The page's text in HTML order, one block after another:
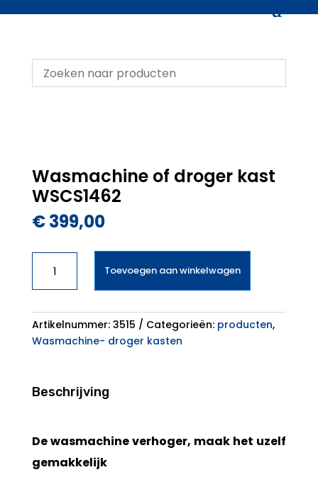
Wasmachine of droger kast
WSCS1462
€399,00
droger
kast
WSCS1462
aantal
Toevoegen aan winkelwagen
Artikelnummer: 3515 Categorieën: producten,
Wasmachine- droger kasten
Beschrijving
De wasmachine verhoger, maak het uzelf
gemakkelijk